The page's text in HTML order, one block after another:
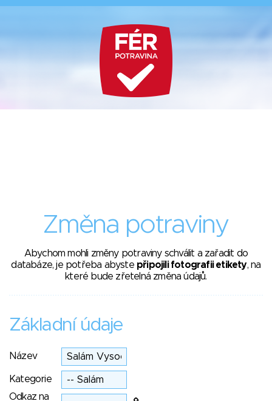
Změna potraviny
Abychom mohli změny potraviny schválit a zařadit do
databáze, je potřeba abyste připojili fotografii etikety, na
které bude zřetelná změna údajů.
Základní údaje
Název
Kategorie
Odkaz na